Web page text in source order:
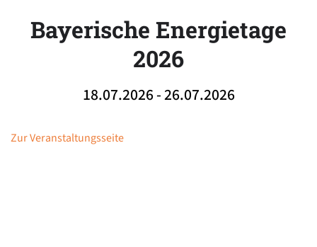
Bayerische Energietage
2026
18.07.2026 - 26.07.2026
Zur Veranstaltungsseite